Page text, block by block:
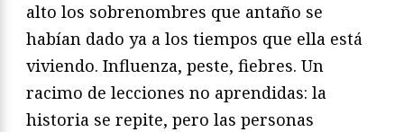
alto los sobrenombres que antaño se
habían dado ya a los tiempos que ella está
viviendo. Influenza, peste, fiebres. Un
racimo de lecciones no aprendidas: la
historia se repite, pero las personas